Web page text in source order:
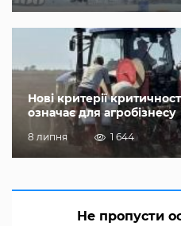
Нові критерії
означає для агробізнесу
8 липня 1 644
Не пропусти